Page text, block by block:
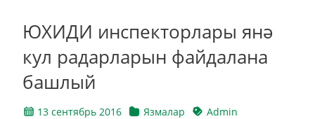
ЮХИДИ инспекторлары янә
кул радарларын файдалана
башлый
13 сентябрь 2016 Язмалар Admin